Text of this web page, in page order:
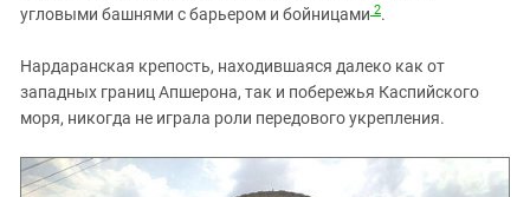
угловыми башнями с барьером и бойницами 2.
Нардаранская крепость, находившаяся далеко как от
западных границ Апшерона, так и побережья Каспийского
моря, никогда не играла роли передового укрепления.